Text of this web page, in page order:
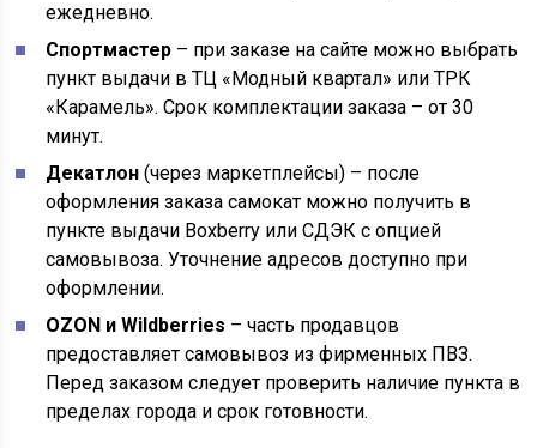
ежедневно.
Спортмастер – при заказе на сайте можно выбрать
пункт выдачи в ТЦ «Модный квартал» или ТРК
«Карамель». Срок комплектации заказа – от 30
минут.
Декатлон (через маркетплейсы) – после
оформления заказа самокат можно получить в
пункте выдачи Boxberry или СДЭК с опцией
самовывоза. Уточнение адресов доступно при
оформлении.
OZON и Wildberries – часть продавцов
предоставляет самовывоз из фирменных ПВЗ.
Перед заказом следует проверить наличие пункта в
пределах города и срок готовности.